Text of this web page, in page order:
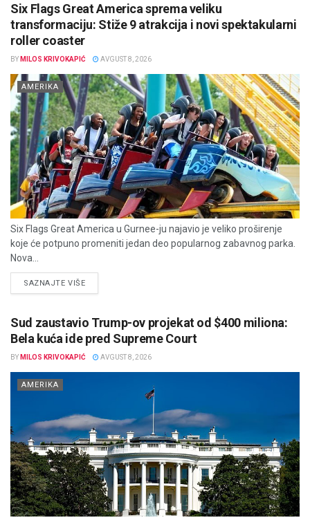
Six Flags Great America sprema veliku
transformaciju: Stiže 9 atrakcija i novi spektakularni
roller coaster
BY MILOS KRIVOKAPIĆ AVGUST 8, 2026
AMERIKA
Six Flags Great America u Gurnee-ju najavio je veliko proširenje
koje će potpuno promeniti jedan deo popularnog zabavnog parka.
Nova...
SAZNAJTE VIŠEDETAILS
Sud zaustavio Trump-ov projekat od $400 miliona:
Bela kuća ide pred Supreme Court
BY MILOS KRIVOKAPIĆ AVGUST 8, 2026
AMERIKA